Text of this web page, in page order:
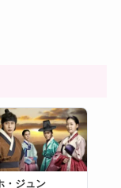
・ジュン